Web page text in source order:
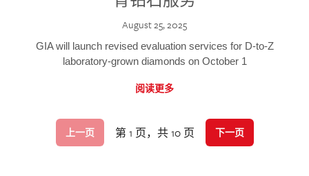
August 25, 2025
GIA will launch revised evaluation services for D-to-Z
laboratory-grown diamonds on October 1
阅读更多
上一页 第 1 页，共 10 页 下一页